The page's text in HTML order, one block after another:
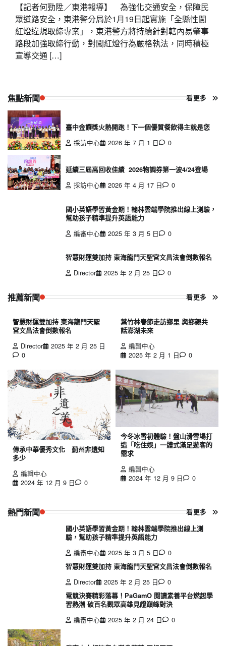
【記者何勁陞／東港報導】 為強化交通安全，保障民
眾道路安全，東港警分局於1月19日起實施「全縣性闖
紅燈違規取締專案」，東港警方將持續針對轄內易肇事
路段加強取締行動，對闖紅燈行為嚴格執法，同時積極
宣導交通 […]
焦點新聞 看更多
臺中金饌獎火熱開跑！下一個優質餐飲得主就是您
採訪中心
2026 年 7 月 1 日 0
延續三屆高回收佳績 2026物調券第一波4/24登場
採訪中心
2026 年 4 月 17 日 0
國小英語學習黃金期！翰林雲端學院推出線上測驗，
幫助孩子精準提升英語能力
編審中心
2025 年 3 月 5 日 0
智慧財運雙加持 東海龍門天聖宮文昌法會倒數報名
Director
2025 年 2 月 25 日 0
推薦新聞 看更多
智慧財運雙加持 東海龍門天聖
宮文昌法會倒數報名
Director
2025 年 2 月 25 日
0
葉竹林春節走訪鄉里 與鄉親共
話澎湖未來
編輯中心
2025 年 2 月 1 日
0
傳承中華優秀文化 薊州非遺知
多少
編輯中心
2024 年 12 月 9 日
0
今冬冰雪初體驗！盤山滑雪場打
造「吃住娛」一體式滿足遊客的
需求
編輯中心
2024 年 12 月 9 日
0
熱門新聞 看更多
國小英語學習黃金期！翰林雲端學院推出線上測
驗，幫助孩子精準提升英語能力
編審中心
2025 年 3 月 5 日
0
智慧財運雙加持 東海龍門天聖宮文昌法會倒數報名
Director
2025 年 2 月 25 日
0
電競決賽精彩落幕！PaGamO 閱讀素養平台燃起學
習熱潮 破百名觀眾高雄見證巔峰對決
編審中心
2025 年 2 月 24 日 0